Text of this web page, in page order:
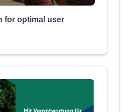
for optimal user